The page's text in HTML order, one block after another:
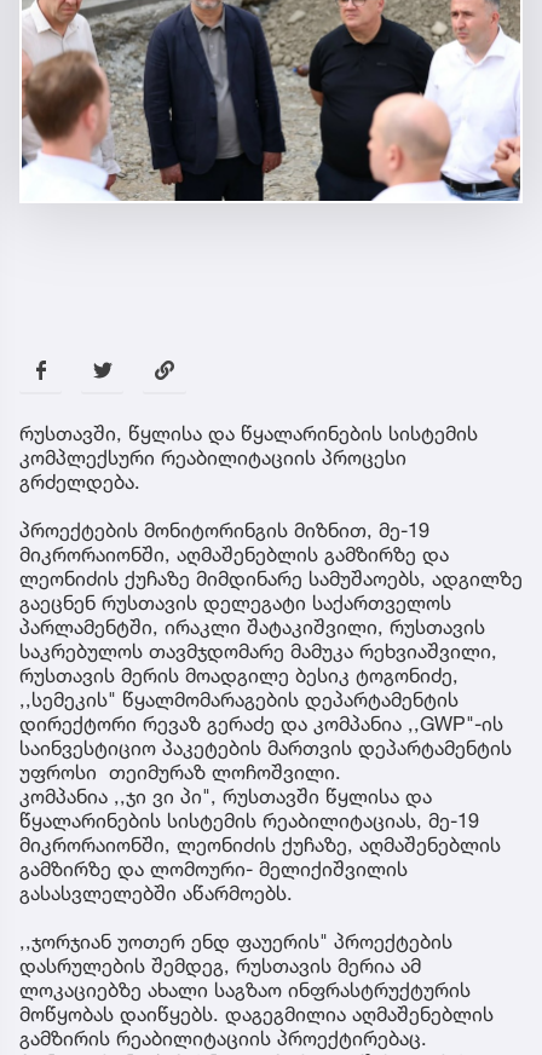
რუსთავში, წყლისა და წყალარინების სისტემის
კომპლექსური რეაბილიტაციის პროცესი
გრძელდება.
პროექტების მონიტორინგის მიზნით, მე-19
მიკრორაიონში, აღმაშენებლის გამზირზე და
ლეონიძის ქუჩაზე მიმდინარე სამუშაოებს, ადგილზე
გაეცნენ რუსთავის დელეგატი საქართველოს
პარლამენტში, ირაკლი შატაკიშვილი, რუსთავის
საკრებულოს თავმჯდომარე მამუკა რეხვიაშვილი,
რუსთავის მერის მოადგილე ბესიკ ტოგონიძე,
,,სემეკის" წყალმომარაგების დეპარტამენტის
დირექტორი რევაზ გერაძე და კომპანია ,,GWP"-ის
საინვესტიციო პაკეტების მართვის დეპარტამენტის
უფროსი თეიმურაზ ლოჩოშვილი.
კომპანია ,,ჯი ვი პი", რუსთავში წყლისა და
წყალარინების სისტემის რეაბილიტაციას, მე-19
მიკრორაიონში, ლეონიძის ქუჩაზე, აღმაშენებლის
გამზირზე და ლომოური- მელიქიშვილის
გასასვლელებში აწარმოებს.
,,ჯორჯიან უოთერ ენდ ფაუერის" პროექტების
დასრულების შემდეგ, რუსთავის მერია ამ
ლოკაციებზე ახალი საგზაო ინფრასტრუქტურის
მოწყობას დაიწყებს. დაგეგმილია აღმაშენებლის
გამზირის რეაბილიტაციის პროექტირებაც.